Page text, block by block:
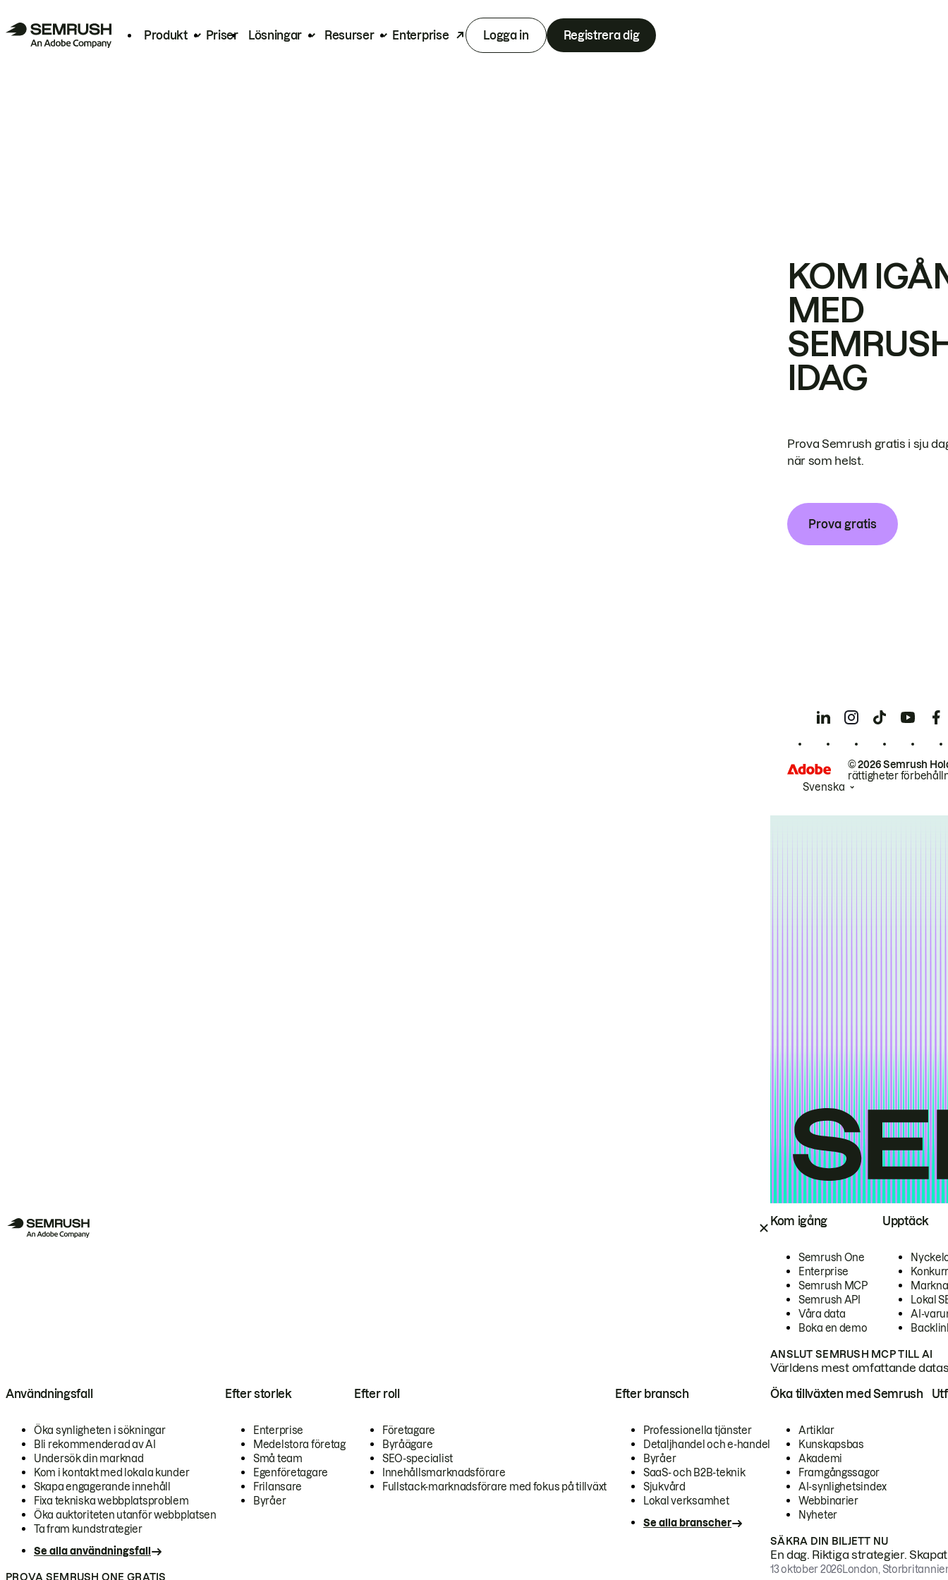
Produkt Priser Lösningar Resurser Enterprise Logga in Registrera dig
Kom igång
Semrush One
Enterprise
Semrush MCP
Semrush API
Våra data
Boka en demo
Upptäck
Lokal
AI-
ANSLUT SEMRUSH MCP TILL AI
Världens mest omfattande
Användningsfall
Öka synligheten i sökningar
Bli rekommenderad av AI
Undersök din marknad
Kom i kontakt med lokala kunder
Skapa engagerande innehåll
Fixa tekniska webbplatsproblem
Öka auktoriteten utanför webbplatsen
Ta fram kundstrategier
Se alla användningsfall
Efter storlek
Enterprise
Medelstora företag
Små team
Egenföretagare
Frilansare
Byråer
Efter roll
Företagare
Byråägare
SEO-specialist
Innehållsmarknadsförare
Fullstack-marknadsförare med fokus på tillväxt
Efter bransch
Professionella tjänster
Detaljhandel och e-handel
Byråer
SaaS- och B2B-teknik
Sjukvård
Lokal verksamhet
Se alla branscher
PROVA SEMRUSH ONE GRATIS
Öka tillväxten med Semrush
Artiklar
Kunskapsbas
Akademi
Framgångssagor
AI-synlighetsindex
Webbinarier
Nyheter
SÄKRA DIN BILJETT NU
En dag. Riktiga strategier.
13 oktober 2026London,
KOM
MED
IDAG
Prova Semrush gratis i sju
när som helst.
Prova gratis
© 2026 Semrush
rättigheter
Svenska